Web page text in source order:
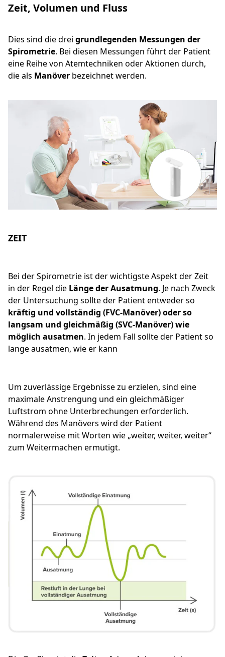
Zeit, Volumen und Fluss
Dies sind die drei grundlegenden Messungen der
Spirometrie. Bei diesen Messungen führt der Patient
eine Reihe von Atemtechniken oder Aktionen durch,
die als Manöver bezeichnet werden.
ZEIT
Bei der Spirometrie ist der wichtigste Aspekt der Zeit
in der Regel die Länge der Ausatmung. Je nach Zweck
der Untersuchung sollte der Patient entweder so
kräftig und vollständig (FVC-Manöver) oder so
langsam und gleichmäßig (SVC-Manöver) wie
möglich ausatmen. In jedem Fall sollte der Patient so
lange ausatmen, wie er kann
Um zuverlässige Ergebnisse zu erzielen, sind eine
maximale Anstrengung und ein gleichmäßiger
Luftstrom ohne Unterbrechungen erforderlich.
Während des Manövers wird der Patient
normalerweise mit Worten wie „weiter, weiter, weiter“
zum Weitermachen ermutigt.